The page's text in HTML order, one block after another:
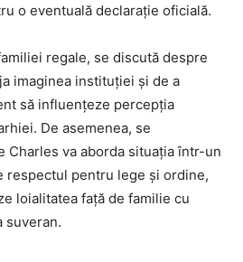
o eventuală declarație oficială.
regale, se discută despre
imaginea instituției și de a
să influențeze percepția
De asemenea, se
Charles va aborda situația într-un
respectul pentru lege și ordine,
loialitatea față de familie cu
suveran.